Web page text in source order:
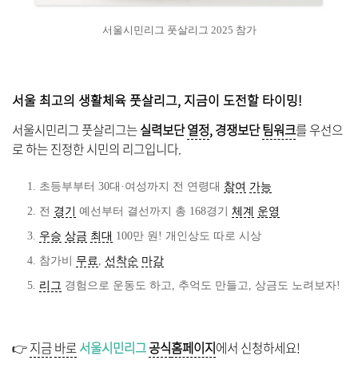
서울시민리그 풋살리그 2025 참가
서울 최고의 생활체육 풋살리그, 지금이 도전할 타이밍!
서울시민리그 풋살리그는실력보단열정, 경쟁보단팀워크를 우선으
로 하는 진정한 시민의 리그입니다.
초등부부터 30대·여성까지 전 연령대 참여 가능
전 경기 예선부터 결선까지 총 168경기 체계 운영
우승 상금 최대 100만 원! 개인상도 따로 시상
참가비 무료, 선착순 마감
리그 경험으로 운동도 하고, 추억도 만들고, 상금도 노려보자!
👉지금바로서울시민리그공식홈페이지에서 신청하세요!